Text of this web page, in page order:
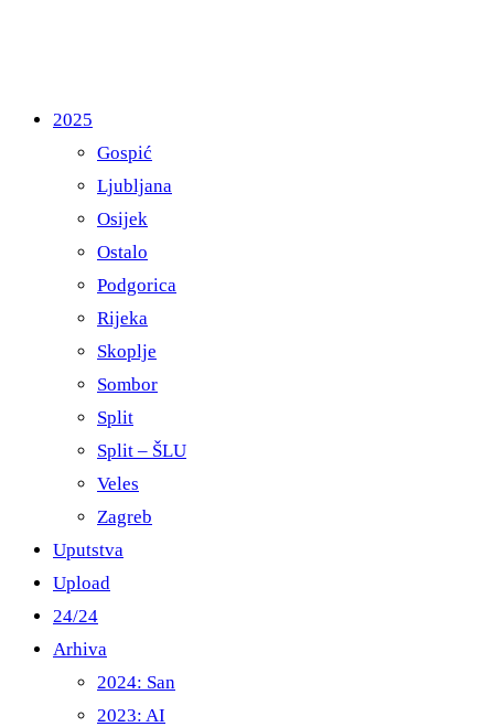
2025
Gospić
Ljubljana
Osijek
Ostalo
Podgorica
Rijeka
Skoplje
Sombor
Split
Split – ŠLU
Veles
Zagreb
Uputstva
Upload
24/24
Arhiva
2024: San
2023: AI